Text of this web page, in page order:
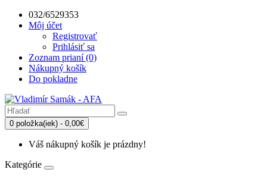
032/6529353
Môj účet
Registrovať
Prihlásiť sa
Zoznam prianí (0)
Nákupný košík
Do pokladne
0 položka(iek) - 0,00€
Váš nákupný košík je prázdny!
Kategórie